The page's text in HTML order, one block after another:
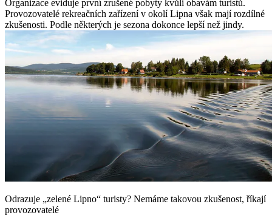
Organizace eviduje první zrušené pobyty kvůli obavám turistů.
Provozovatelé rekreačních zařízení v okolí Lipna však mají rozdílné
zkušenosti. Podle některých je sezona dokonce lepší než jindy.
Odrazuje „zelené Lipno“ turisty? Nemáme takovou zkušenost, říkají
provozovatelé